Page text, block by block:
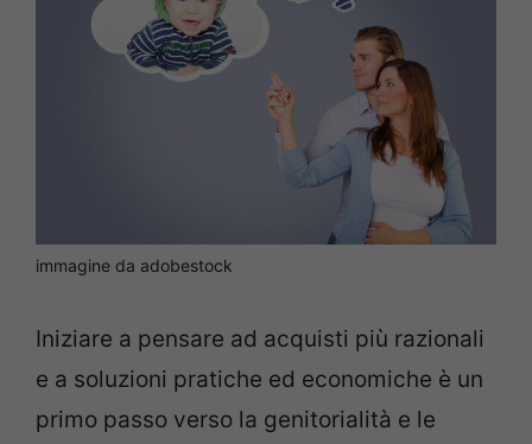
immagine da adobestock
Iniziare a pensare ad acquisti più razionali
e a soluzioni pratiche ed economiche è un
primo passo verso la genitorialità e le